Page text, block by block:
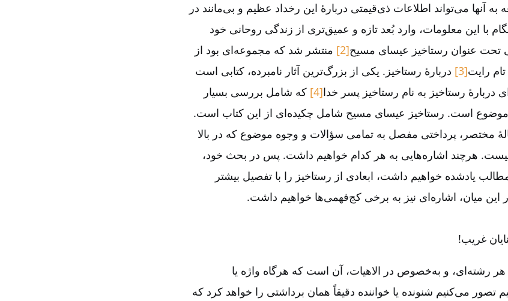
به آنها می‌‌تواند اطلاعات ذی‌‌قیمتی دربارۀ این رخداد عظیم و بی‌‌مانند در
با این معلومات، وارد بُعد تازه و عمیق‌‌تری از زندگی روحانی خود
تحت عنوان رستاخیز عیسای مسیح[2] منتشر شد که مجموعه‌‌ای بود از
رایت[3] دربارۀ رستاخیز. یکی از بزرگ‌‌ترین آثار نامبرده، کتابی است
رستاخیز به نام رستاخیز پسر خدا[4] که شامل بررسی بسیار
موضوع است. رستاخیز عیسای مسیح شامل چکیده‌‌ای از این کتاب است.
مختصر، پرداختی مفصل به تمامی سؤالات و وجوه موضوع که در بالا
نیست. هرچند اشاره‌‌هایی به هر کدام خواهیم داشت. پس در بحث خود،
یادشده خواهیم داشت، ابعادی از رستاخیز را با تفصیل بیشتر
میان، اشاره‌‌ای نیز به برخی کج‌‌فهمی‌‌ها خواهیم داشت.
غریب!
رشته‌‌ای، و به‌‌خصوص در الاهیات، آن است که هرگاه واژه یا
تصور می‌‌کنیم شنونده یا خواننده دقیقاً همان برداشتی را خواهد کرد که